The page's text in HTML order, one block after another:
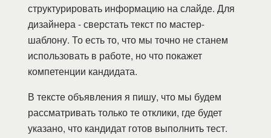
структурировать информацию на слайде. Для
дизайнера - сверстать текст по мастер-
шаблону. То есть то, что мы точно не станем
использовать в работе, но что покажет
компетенции кандидата.
В тексте объявления я пишу, что мы будем
рассматривать только те отклики, где будет
указано, что кандидат готов выполнить тест.